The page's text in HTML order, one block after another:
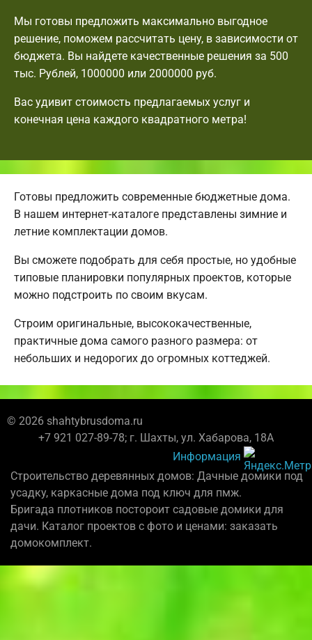
Мы готовы предложить максимально выгодное
решение, поможем рассчитать цену, в зависимости от
бюджета. Вы найдете качественные решения за 500
тыс. Рублей, 1000000 или 2000000 руб.
Вас удивит стоимость предлагаемых услуг и
конечная цена каждого квадратного метра!
Готовы предложить современные бюджетные дома.
В нашем интернет-каталоге представлены зимние и
летние комплектации домов.
Вы сможете подобрать для себя простые, но удобные
типовые планировки популярных проектов, которые
можно подстроить по своим вкусам.
Строим оригинальные, высококачественные,
практичные дома самого разного размера: от
небольших и недорогих до огромных коттеджей.
© 2026 shahtybrusdoma.ru
+7 921 027-89-78; г. Шахты, ул. Хабарова, 18А
Информация
Строительство деревянных домов: Дачные домики под
усадку, каркасные дома под ключ для пмж.
Бригада плотников постороит садовые домики для
дачи. Каталог проектов с фото и ценами: заказать
домокомплект.